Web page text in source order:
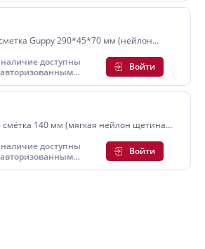
Guppy 290*45*70 мм (нейлон
доступны
Войти
смётка 140 мм (мягкая нейлон щетина
доступны
Войти